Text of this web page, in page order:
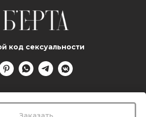
код сексуальности